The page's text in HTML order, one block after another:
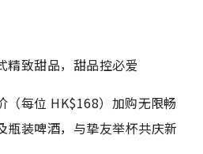
精致甜品，甜品控必爱
（每位 HK$168）加购无限畅
瓶装啤酒，与挚友举杯共庆新